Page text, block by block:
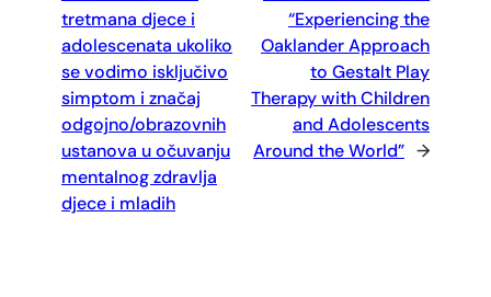
tretmana djece i
adolescenata ukoliko
se vodimo isključivo
simptom i značaj
odgojno/obrazovnih
ustanova u očuvanju
mentalnog zdravlja
djece i mladih
“Experiencing the
Oaklander Approach
to Gestalt Play
Therapy with Children
and Adolescents
Around the World” →